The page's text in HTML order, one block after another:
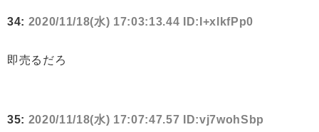
34: 2020/11/18(水) 17:03:13.44 ID:I+xlkfPp0
即売るだろ
35: 2020/11/18(水) 17:07:47.57 ID:vj7wohSbp